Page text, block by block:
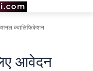
क्वालिफिकेशन
आवेदन